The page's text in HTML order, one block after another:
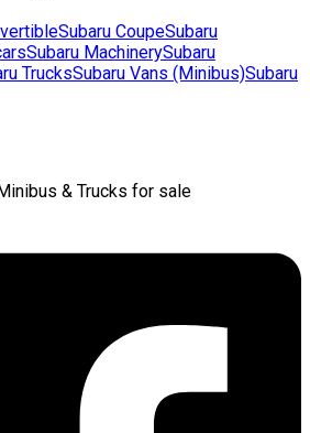
Subaru CoupeSubaru
Subaru MachinerySubaru
TrucksSubaru Vans (Minibus)Subaru
& Trucks for sale